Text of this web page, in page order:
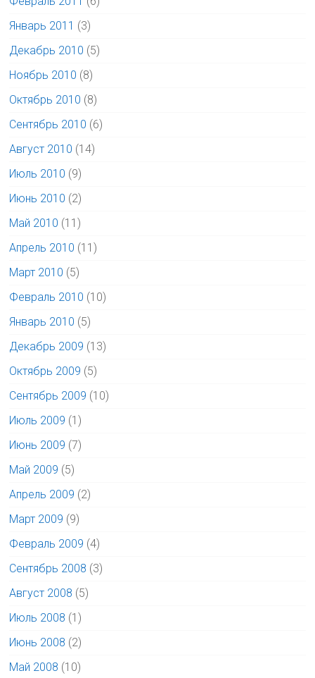
Январь 2011 (3)
Декабрь 2010 (5)
Ноябрь 2010 (8)
Октябрь 2010 (8)
Сентябрь 2010 (6)
Август 2010 (14)
Июль 2010 (9)
Июнь 2010 (2)
Май 2010 (11)
Апрель 2010 (11)
Март 2010 (5)
Февраль 2010 (10)
Январь 2010 (5)
Декабрь 2009 (13)
Октябрь 2009 (5)
Сентябрь 2009 (10)
Июль 2009 (1)
Июнь 2009 (7)
Май 2009 (5)
Апрель 2009 (2)
Март 2009 (9)
Февраль 2009 (4)
Сентябрь 2008 (3)
Август 2008 (5)
Июль 2008 (1)
Июнь 2008 (2)
Май 2008 (10)